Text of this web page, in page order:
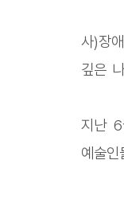
사)장
깊은
지난 6
예술